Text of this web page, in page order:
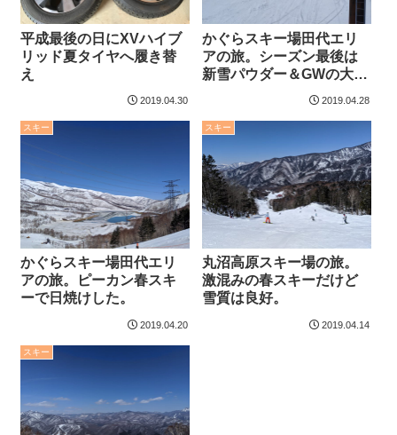
平成最後の日にXVハイブ
リッド夏タイヤへ履き替
え
2019.04.30
かぐらスキー場田代エリ
アの旅。シーズン最後は
新雪パウダー＆GWの大混
2019.04.28
スキー
かぐらスキー場田代エリ
アの旅。ピーカン春スキ
ーで日焼けした。
2019.04.20
スキー
丸沼高原スキー場の旅。
激混みの春スキーだけど
雪質は良好。
2019.04.14
スキー